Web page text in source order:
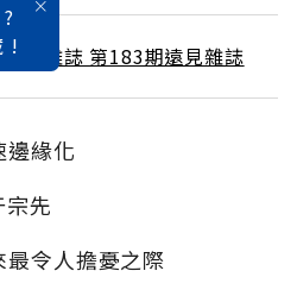
!號雜誌 第183期遠見雜誌
邊緣化
先
令人擔憂之際